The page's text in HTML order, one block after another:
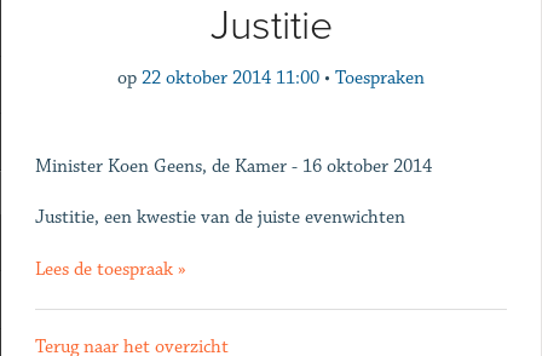
Justitie
op 22 oktober 2014 11:00 • Toespraken
Minister Koen Geens, de Kamer - 16 oktober 2014
Justitie, een kwestie van de juiste evenwichten
Lees de toespraak »
Terug naar het overzicht